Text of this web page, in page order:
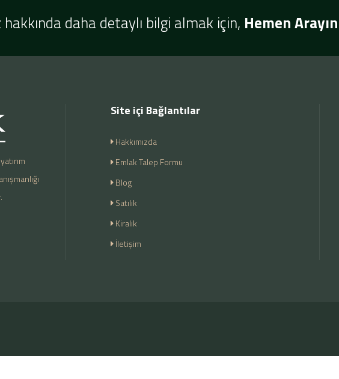
hakkında daha detaylı bilgi almak için, Hemen
Site içi Bağlantılar
Hakkımızda
Emlak Talep Formu
Blog
Satılık
Kiralık
İletişim